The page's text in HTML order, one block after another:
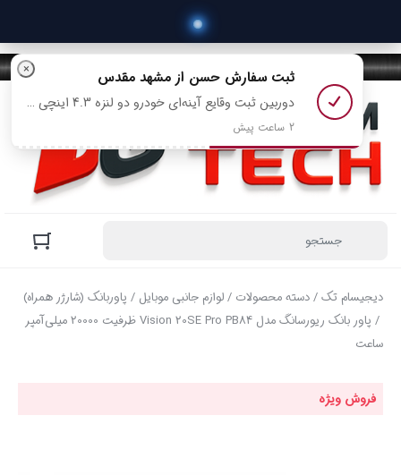
دیجیسام تک/دسته محصولات /لوازم جانبی موبایل / پاوربانک (شارژر همراه)
/ پاور بانک ریورسانگ مدل Vision 20SE Pro PB84 ظرفیت 20000 میلی‌آمپر
ساعت
فروش ویژه
خ
× ثبت سفارش حسن از مشهد مقدس
دوربین ثبت وقایع آینه‌ای خودرو دو‌ لنزه 4.3 اینچی با دید در شب مدل 568 رو خرید کرد
2 ساعت پیش